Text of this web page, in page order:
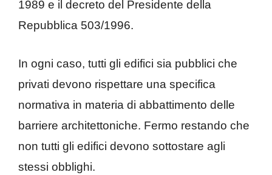
1989 e il decreto del Presidente della
Repubblica 503/1996.
In ogni caso, tutti gli edifici sia pubblici che
privati devono rispettare una specifica
normativa in materia di abbattimento delle
barriere architettoniche. Fermo restando che
non tutti gli edifici devono sottostare agli
stessi obblighi.